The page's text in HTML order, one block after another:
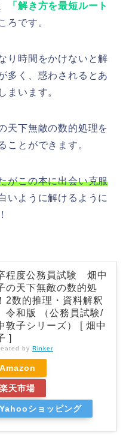
「解き方を最短ルート
ろです。
り時間をかけないと解
多く、惑わされるとあ
まいます。
天下無敵の数的処理を
ことができます。
がこの本に出会い克服
いように解けるように
程度公務員試験 畑中
の天下無敵の数的処
2数的推理・資料解釈
和版 （公務員試験/
敦子シリーズ） [ 畑中
]
by Rinker
Amazon
楽天市場
Yahooショッピング